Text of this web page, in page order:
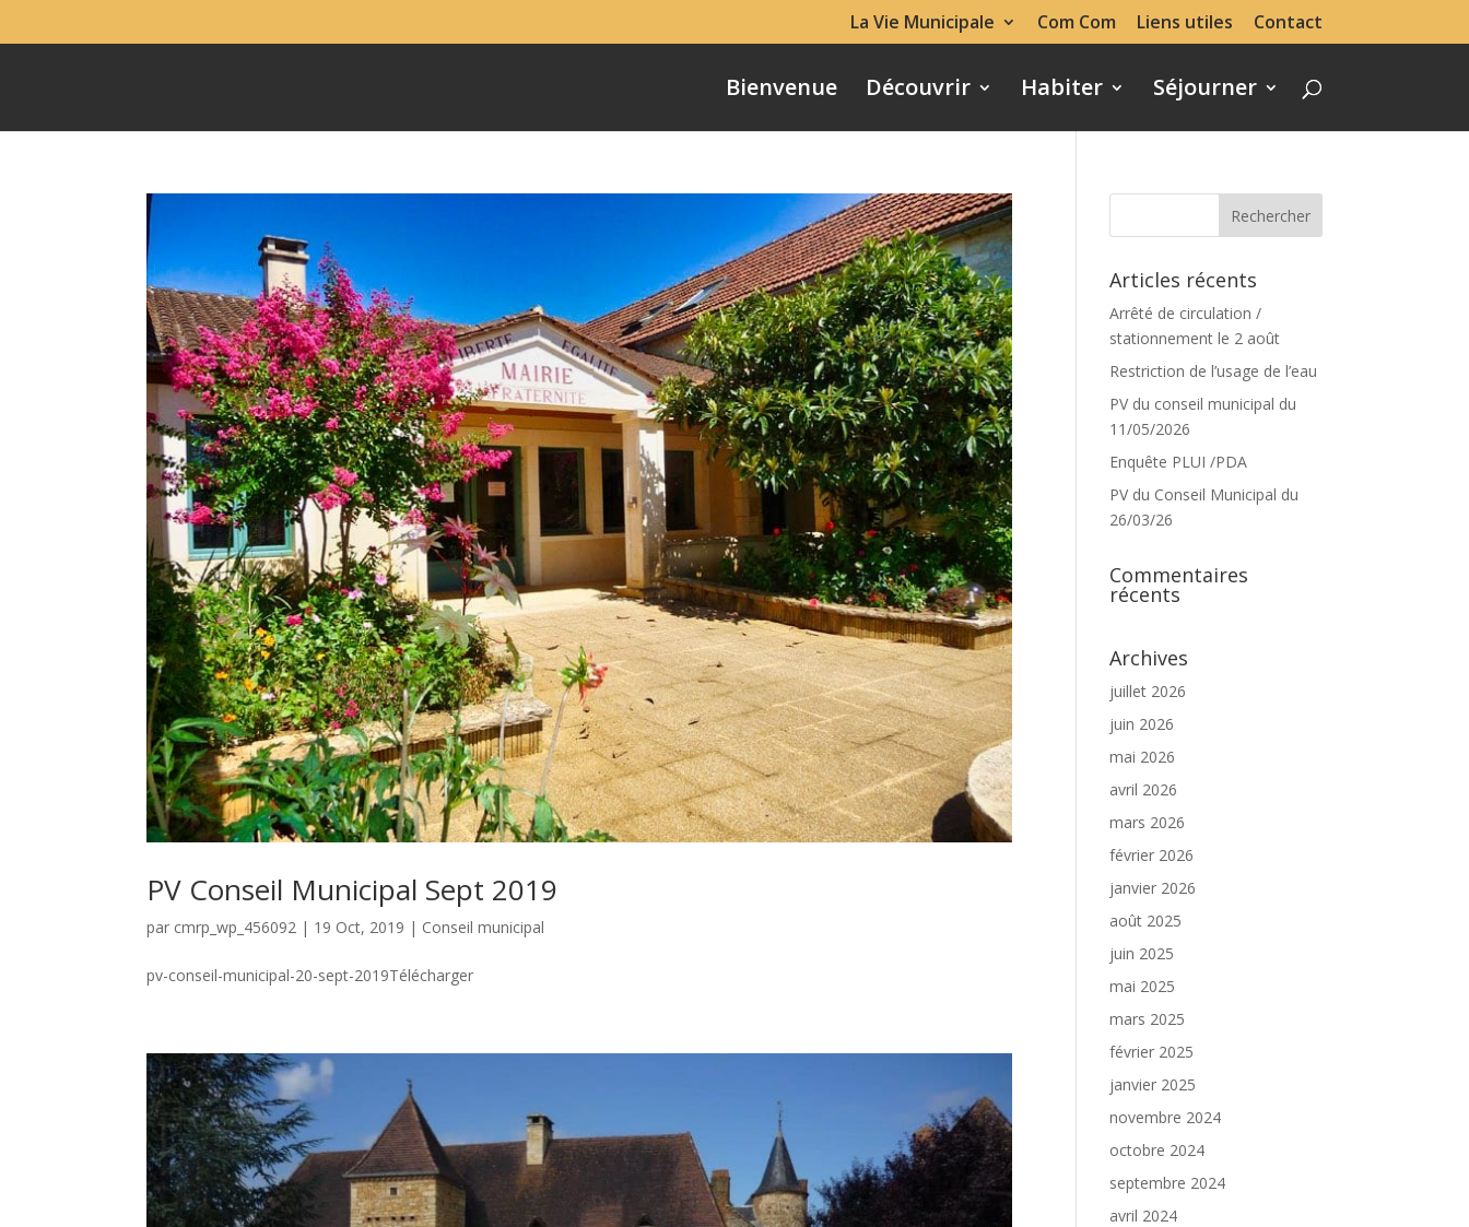
La Vie Municipale Com Com Liens utiles Contact
Bienvenue Découvrir Habiter Séjourner
PV Conseil Municipal Sept 2019
par cmrp_wp_456092 | 19 Oct, 2019 | Conseil municipal
pv-conseil-municipal-20-sept-2019Télécharger
Articles récents
Arrêté de circulation /
stationnement le 2 août
Restriction de l’usage de l’eau
PV du conseil municipal du
11/05/2026
Enquête PLUI /PDA
PV du Conseil Municipal du
26/03/26
Commentaires
récents
Archives
juillet 2026
juin 2026
mai 2026
avril 2026
mars 2026
février 2026
janvier 2026
août 2025
juin 2025
mai 2025
mars 2025
février 2025
janvier 2025
novembre 2024
octobre 2024
septembre 2024
avril 2024